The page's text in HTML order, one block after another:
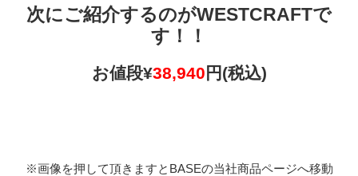
次にご紹介するのがWESTCRAFTで
す！！
お値段¥38,940 円(税込)
※画像を押して頂きますとBASEの当社商品ページへ移動